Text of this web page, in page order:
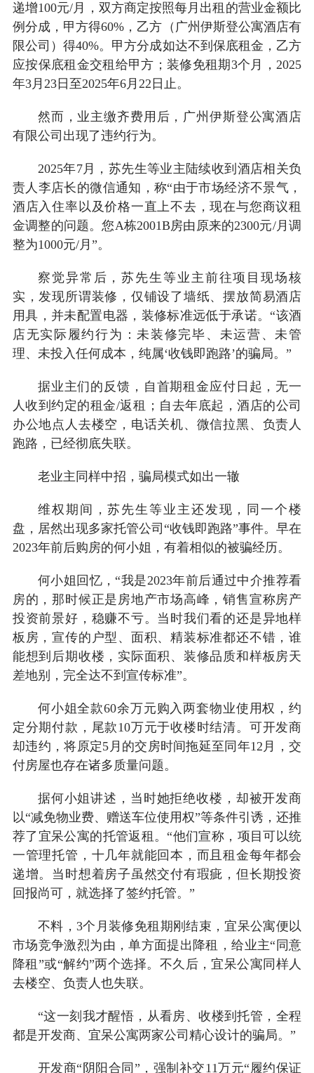
递增100元/月，双方商定按照每月出租的营业金额比
例分成，甲方得60%，乙方（广州伊斯登公寓酒店有
限公司）得40%。甲方分成如达不到保底租金，乙方
应按保底租金交租给甲方；装修免租期3个月，2025
年3月23日至2025年6月22日止。
然而，业主缴齐费用后，广州伊斯登公寓酒店
有限公司出现了违约行为。
2025年7月，苏先生等业主陆续收到酒店相关负
责人李店长的微信通知，称“由于市场经济不景气，
酒店入住率以及价格一直上不去，现在与您商议租
金调整的问题。您A栋2001B房由原来的2300元/月调
整为1000元/月”。
察觉异常后，苏先生等业主前往项目现场核
实，发现所谓装修，仅铺设了墙纸、摆放简易酒店
用具，并未配置电器，装修标准远低于承诺。“该酒
店无实际履约行为：未装修完毕、未运营、未管
理、未投入任何成本，纯属‘收钱即跑路’的骗局。”
据业主们的反馈，自首期租金应付日起，无一
人收到约定的租金/返租；自去年底起，酒店的公司
办公地点人去楼空，电话关机、微信拉黑、负责人
跑路，已经彻底失联。
老业主同样中招，骗局模式如出一辙
维权期间，苏先生等业主还发现，同一个楼
盘，居然出现多家托管公司“收钱即跑路”事件。早在
2023年前后购房的何小姐，有着相似的被骗经历。
何小姐回忆，“我是2023年前后通过中介推荐看
房的，那时候正是房地产市场高峰，销售宣称房产
投资前景好，稳赚不亏。当时我们看的还是异地样
板房，宣传的户型、面积、精装标准都还不错，谁
能想到后期收楼，实际面积、装修品质和样板房天
差地别，完全达不到宣传标准”。
何小姐全款60余万元购入两套物业使用权，约
定分期付款，尾款10万元于收楼时结清。可开发商
却违约，将原定5月的交房时间拖延至同年12月，交
付房屋也存在诸多质量问题。
据何小姐讲述，当时她拒绝收楼，却被开发商
以“减免物业费、赠送车位使用权”等条件引诱，还推
荐了宜呆公寓的托管返租。“他们宣称，项目可以统
一管理托管，十几年就能回本，而且租金每年都会
递增。当时想着房子虽然交付有瑕疵，但长期投资
回报尚可，就选择了签约托管。”
不料，3个月装修免租期刚结束，宜呆公寓便以
市场竞争激烈为由，单方面提出降租，给业主“同意
降租”或“解约”两个选择。不久后，宜呆公寓同样人
去楼空、负责人也失联。
“这一刻我才醒悟，从看房、收楼到托管，全程
都是开发商、宜呆公寓两家公司精心设计的骗局。”
开发商“阴阳合同”，强制补交11万元“履约保证